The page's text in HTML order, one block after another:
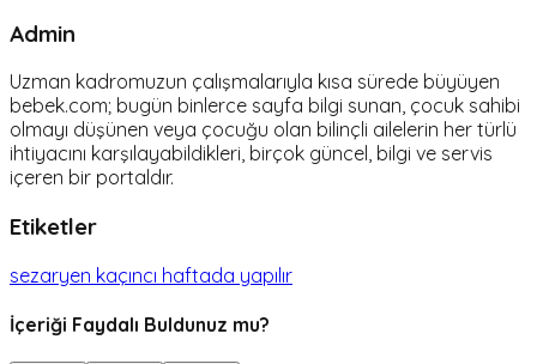
Admin
Uzman kadromuzun çalışmalarıyla kısa sürede büyüyen
bebek.com; bugün binlerce sayfa bilgi sunan, çocuk sahibi
olmayı düşünen veya çocuğu olan bilinçli ailelerin her türlü
ihtiyacını karşılayabildikleri, birçok güncel, bilgi ve servis
içeren bir portaldır.
Etiketler
sezaryen kaçıncı haftada yapılır
İçeriği Faydalı Buldunuz mu?